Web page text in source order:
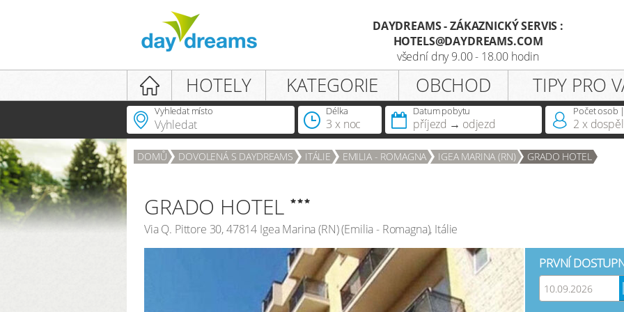
Login
PŘIHLÁŠENÍ
Registrace
Oslovení
Vlastníte již členství daydreams?
DAYDREAMS - ZÁKAZNICKÝ SERVIS :
HOTELS@DAYDREAMS.COM
všední dny 9.00 - 18.00 hodin
HOTELY KATEGORIE OBCHOD TIPY PRO
Vyhledat místo
Délka
pobytu
3 x noc
Datum pobytu
příjezd odjezd
Počet osob
2 x
DOMŮ DOVOLENÁ S DAYDREAMS ITÁLIE EMILIA - ROMAGNA IGEA MARINA (RN) GRADO HOTEL
GRADO HOTEL
Via Q. Pittore 30,47814 Igea Marina (RN)(Emilia - Romagna), Itálie
PRVNÍ